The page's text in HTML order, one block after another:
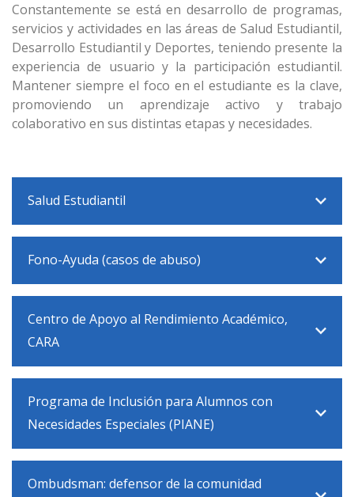
Constantemente se está en desarrollo de programas,
servicios y actividades en las áreas de Salud Estudiantil,
Desarrollo Estudiantil y Deportes, teniendo presente la
experiencia de usuario y la participación estudiantil.
Mantener siempre el foco en el estudiante es la clave,
promoviendo un aprendizaje activo y trabajo
colaborativo en sus distintas etapas y necesidades.
Salud Estudiantil
Fono-Ayuda (casos de abuso)
Centro de Apoyo al Rendimiento Académico,
CARA
Programa de Inclusión para Alumnos con
Necesidades Especiales (PIANE)
Ombudsman: defensor de la comunidad